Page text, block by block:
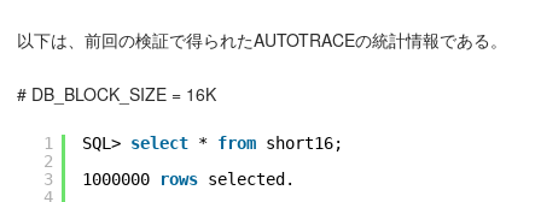
以下は、前回の検証で得られたAUTOTRACEの統計情報である。
# DB_BLOCK_SIZE = 16K
1
2
3
4
SQL> select * from short16;
1000000
rows selected.